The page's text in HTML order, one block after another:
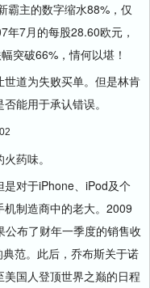
霸主的数字缩水88%，仅
7月的每股28.60欧元，
突破66%，情何以堪！
道为失败买单。但是林肯
能用于承认错误。
药味。
对于iPhone、iPod及个
制造商中的老大。2009
布了财年一季度的销售收
范。此后，乔布斯关于诺
国人登顶世界之巅的日程